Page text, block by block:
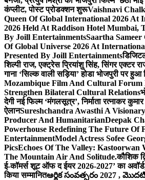
कंप्लीट, पोस्ट प्रोडक्शन शुरूVaishnavi
Queen Of Global International 2026 At
2026 Held At Raddison Hotel Mumbai,
By Joill EntertainmentsSaartha
Of Global Universe 2026 At
Presented By Joill Entertainments
शिल्पी राज, एक्ट्रेस प्रियांशु सिंह, सिंगर एक्टर
गाना ‘सिल्क वाली सड़िया’ होडा भोजपुरी पर हुआ
Mozambique Film And Cultural Forum
Strengthen Bilateral Cultural Relations
देगी नई फिल्म ‘मंगलसूत्र’, निर्माता रत्नाकर
ऐलानSureshchandra Awasthi A
Producer And HumanitarianDeepak
Powerhouse Redefining The Future Of
EntertainmentModel Actress Sofee
PicsEchoes Of The Valley: Kastoorwan
The Mountain Air And Solitude.कौशिक
ई-कॉमर्स शूट ऑफ द ईयर 2026-2027’ का
किया सम्मानितఆర్థిక సంవత్సరం 2027 ,